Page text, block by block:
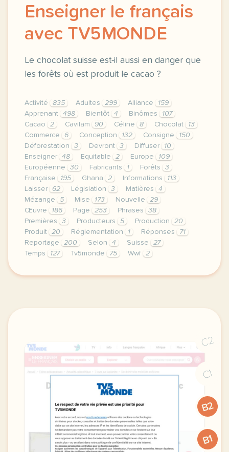
Enseigner le français
avec TV5MONDE
Le chocolat suisse est-il aussi en danger que
les forêts où est produit le cacao ?
Activité 835 Adultes 299 Alliance
159
Apprenant
498 Bientôt 4 Binômes
107
Cacao
2 Cavilam 90 Céline 8 Chocolat
13
Commerce
6 Conception 132 Consigne
150
Déforestation
3 Devront 3 Diffuser
10
Enseigner
48 Equitable 2 Europe
109
Européenne
30 Fabricants 1 Forêts
3
Française
195 Ghana 2 Informations
113
Laisser
62 Législation 3 Matières
4
Mézange
5 Mise 173 Nouvelle
29
Œuvre
186 Page 253 Phrases
38
Premières
3 Producteurs 5 Production
20
Produit
20 Réglementation 1 Réponses
71
Reportage
200 Selon 4 Suisse
27
Temps
127 Tv5monde 75 Wwf 2
le respect de votre vie privee est une priorite
C2
C1
B2
B1